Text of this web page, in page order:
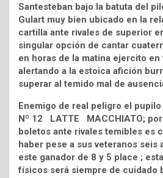
Santesteban bajo la batuta del
Gulart muy bien ubicado en la
cartilla ante rivales de superior
singular opción de cantar
en horas de la matina ejercito
alertando a la estoica afición
superar al temido mal de
Enemigo de real peligro el
Nº 12 LATTE MACCHIATO;
boletos ante rivales temibles es
haber pese a sus veteranos seis
este ganador de 8 y 5 place ;
físicos será siempre de cuidado